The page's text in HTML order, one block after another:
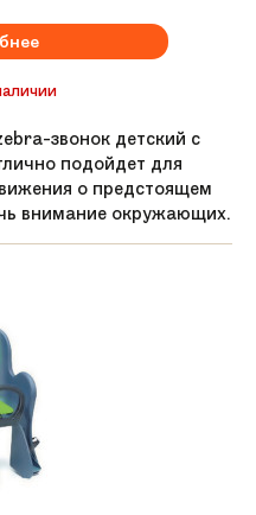
звонок детский с
подойдет для
о предстоящем
внимание окружающих.